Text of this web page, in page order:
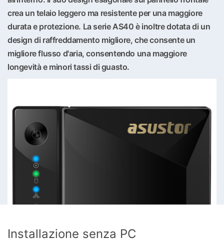
crea un telaio leggero ma resistente per una maggiore
durata e protezione. La serie AS40 è inoltre dotata di un
design di raffreddamento migliore, che consente un
migliore flusso d'aria, consentendo una maggiore
longevità e minori tassi di guasto.
Installazione senza PC